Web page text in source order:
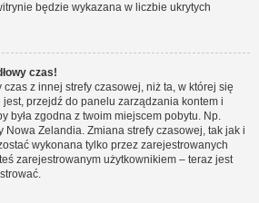
będzie wykazana w liczbie ukrytych
czas!
z innej strefy czasowej, niż ta, w której się
jest, przejdź do panelu zarządzania kontem i
była zgodna z twoim miejscem pobytu. Np.
Nowa Zelandia. Zmiana strefy czasowej, tak jak i
wykonana tylko przez zarejestrowanych
zarejestrowanym użytkownikiem – teraz jest